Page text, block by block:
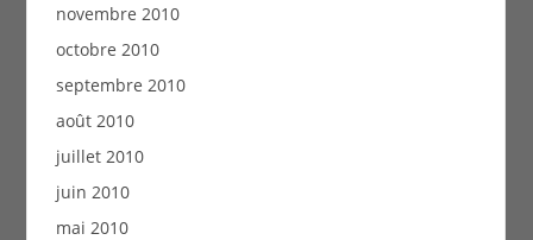
novembre 2010
octobre 2010
septembre 2010
août 2010
juillet 2010
juin 2010
mai 2010